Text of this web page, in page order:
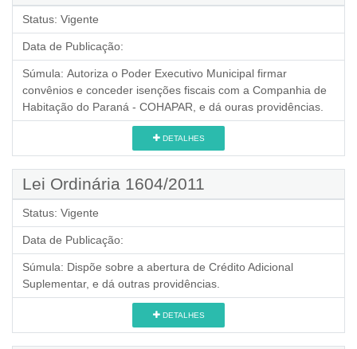
Status: Vigente
Data de Publicação:
Súmula: Autoriza o Poder Executivo Municipal firmar
convênios e conceder isenções fiscais com a Companhia de
Habitação do Paraná - COHAPAR, e dá ouras providências.
DETALHES
Lei Ordinária 1604/2011
Status: Vigente
Data de Publicação:
Súmula: Dispõe sobre a abertura de Crédito Adicional
Suplementar, e dá outras providências.
DETALHES